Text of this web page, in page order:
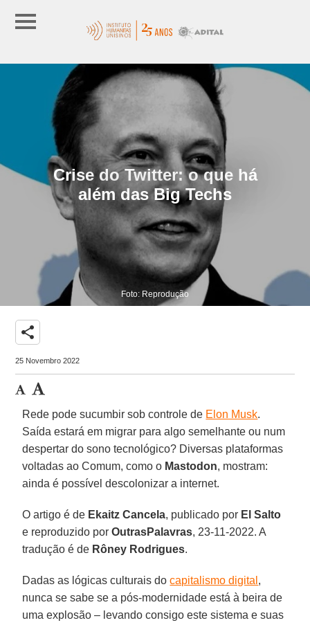
Crise do Twitter: o que há
além das Big Techs
Foto: Reprodução
share
25 Novembro 2022
Rede pode sucumbir sob controle de Elon Musk.
Saída estará em migrar para algo semelhante ou num
despertar do sono tecnológico? Diversas plataformas
voltadas ao Comum, como o Mastodon, mostram:
ainda é possível descolonizar a internet.
O artigo é de Ekaitz Cancela, publicado por El Salto
e reproduzido porOutrasPalavras, 23-11-2022. A
tradução é de Rôney Rodrigues.
Dadas as lógicas culturais docapitalismo digital ,
nunca se sabe se a pós-modernidade está à beira de
uma explosão – levando consigo este sistema e suas